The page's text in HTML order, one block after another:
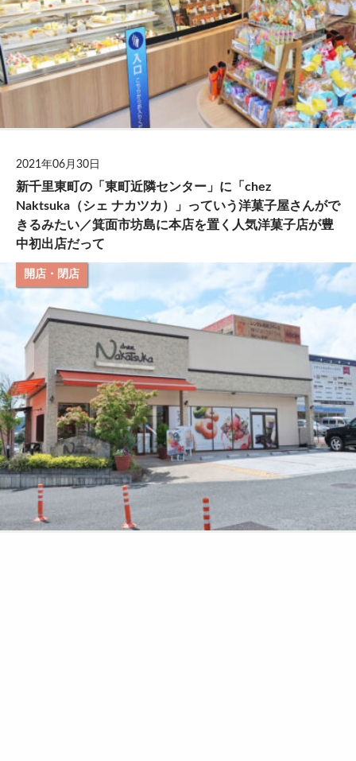
2021年06月30日
新千里東町の「東町近隣センター」に「chez
Naktsuka（シェ ナカツカ）」っていう洋菓子屋さんがで
きるみたい／箕面市坊島に本店を置く人気洋菓子店が豊
中初出店だって
開店・閉店